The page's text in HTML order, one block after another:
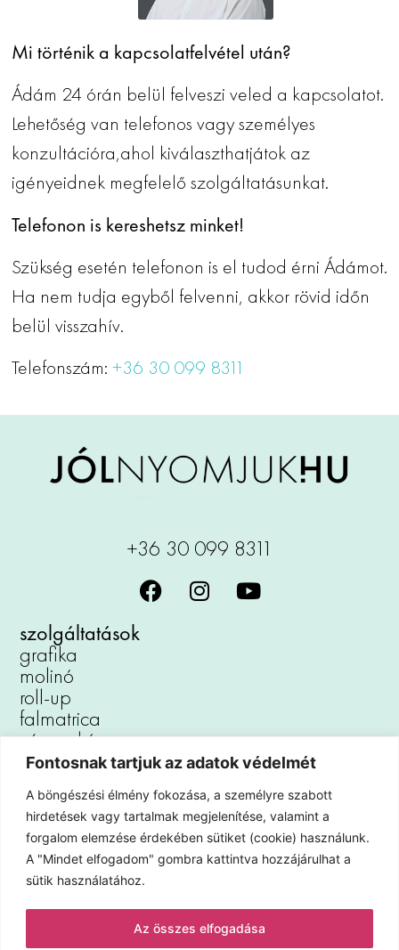
Fontosnak tartjuk az adatok védelmét
A böngészési élmény fokozása, a személyre szabott
hirdetések vagy tartalmak megjelenítése, valamint a
forgalom elemzése érdekében sütiket (cookie) használunk.
A "Mindet elfogadom" gombra kattintva hozzájárulhat a
sütik használatához.
Az összes elfogadása
Mi történik a kapcsolatfelvétel után?
Ádám 24 órán belül felveszi veled a kapcsolatot.
Lehetőség van telefonos vagy személyes
konzultációra,ahol kiválaszthatjátok az
igényeidnek megfelelő szolgáltatásunkat.
Telefonon is kereshetsz minket!
Szükség esetén telefonon is el tudod érni Ádámot.
Ha nem tudja egyből felvenni, akkor rövid időn
belül visszahív.
Telefonszám:+36 30 099 8311
+36 30 099 8311
szolgáltatások
grafika
molinó
roll-up
falmatrica
vászonkép
reklámtábla
autófóliázás
kirakat dekoráció
iroda dekoráció
hűtőmágnes